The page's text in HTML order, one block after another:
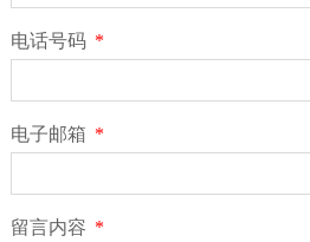
电话号码 *
电子邮箱 *
留言内容 *